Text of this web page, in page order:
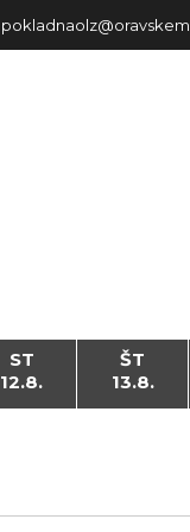
ST
12.8.
ŠT
13.8.